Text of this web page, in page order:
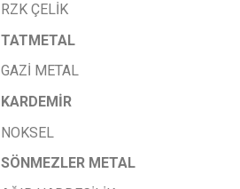
RZK ÇELİK
TATMETAL
GAZİ METAL
KARDEMİR
NOKSEL
SÖNMEZLER METAL